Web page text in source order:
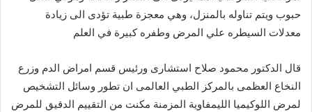
حبوب ويتم تناوله بالمنزل، وهي معجزة طبية تؤدى الى زيادة
معدلات السيطره علي المرض وطفره كبيرة في العلم
قال الدكتور محمود صلاح استشارى ورئيس قسم امراض الدم وزرع
النخاع العظمى بالمركز الطبي العالمى ان تطور وسائل التشخيص
لمرض اللوكيميا الليمفاوية المزمنة مكنت من التقييم الدقيق للمرض